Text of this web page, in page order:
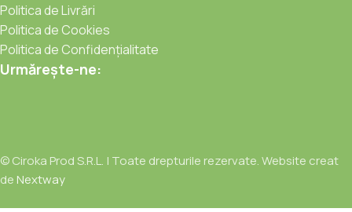
Politica de Livrări
Politica de Cookies
Politica de Confidențialitate
Urmărește-ne:
© Ciroka Prod S.R.L. | Toate drepturile rezervate. Website creat
de Nextway